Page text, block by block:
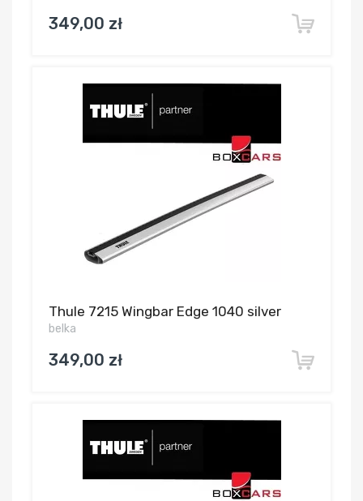
349,00 zł
Thule 7215 Wingbar Edge 1040 silver
belka
349,00 zł